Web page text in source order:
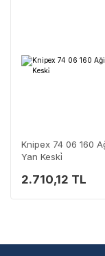
Knipex 74 06 160
Yan Keski̇
2.710,12 TL